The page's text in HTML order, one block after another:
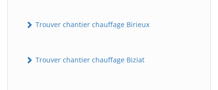
Trouver chantier chauffage Birieux
Trouver chantier chauffage Biziat